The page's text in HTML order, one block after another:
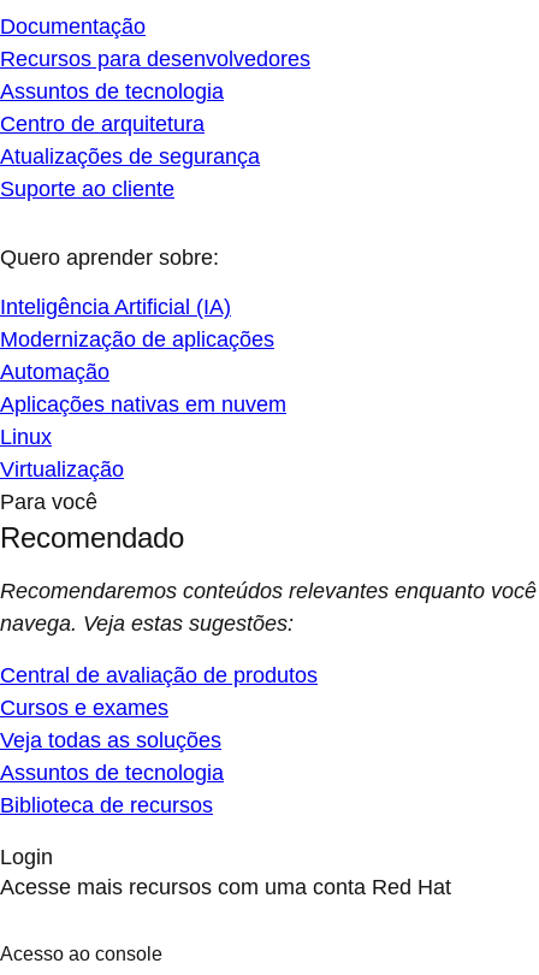
Documentação
Recursos para desenvolvedores
Assuntos de tecnologia
Centro de arquitetura
Atualizações de segurança
Suporte ao cliente
Quero aprender sobre:
Inteligência Artificial (IA)
Modernização de aplicações
Automação
Aplicações nativas em nuvem
Linux
Virtualização
Para você
Recomendado
Recomendaremos conteúdos relevantes enquanto você
navega. Veja estas sugestões:
Central de avaliação de produtos
Cursos e exames
Veja todas as soluções
Assuntos de tecnologia
Biblioteca de recursos
Login
Acesse mais recursos com uma conta Red Hat
Acesso ao console